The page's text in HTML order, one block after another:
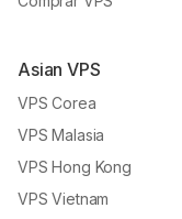
Asian VPS
VPS Corea
VPS Malasia
VPS Hong Kong
VPS Vietnam